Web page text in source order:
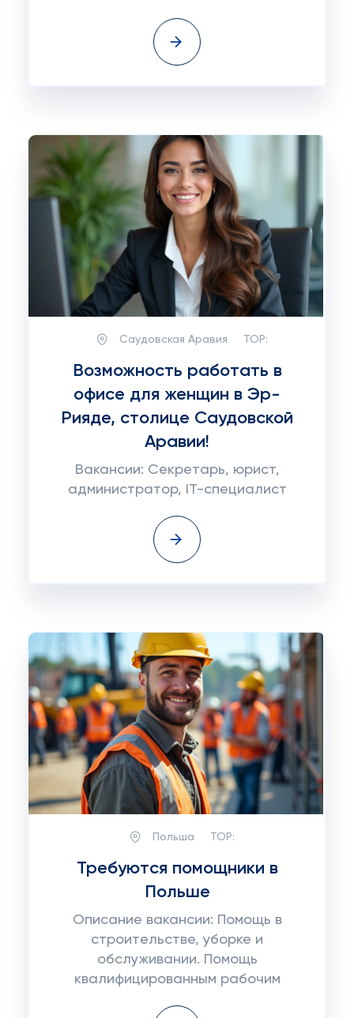
Саудовская Аравия TOP:
Возможность работать в
офисе для женщин в Эр-
Рияде, столице Саудовской
Аравии!
Вакансии: Секретарь, юрист,
администратор, IT-специалист
Польша TOP:
Требуются помощники в
Польше
Описание вакансии: Помощь в
строительстве, уборке и
обслуживании. Помощь
квалифицированным рабочим